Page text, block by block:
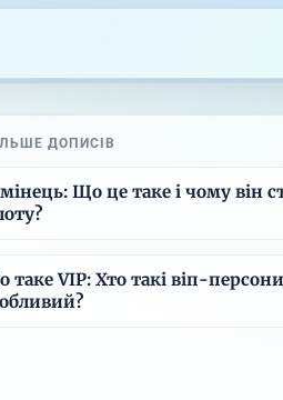
ДОПИСІВ
Що це таке і чому він
таке VIP: Хто такі віп-